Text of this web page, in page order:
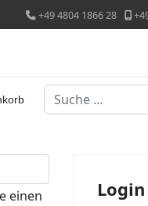
+49 4804 1866 28
Suchen
einen
Login